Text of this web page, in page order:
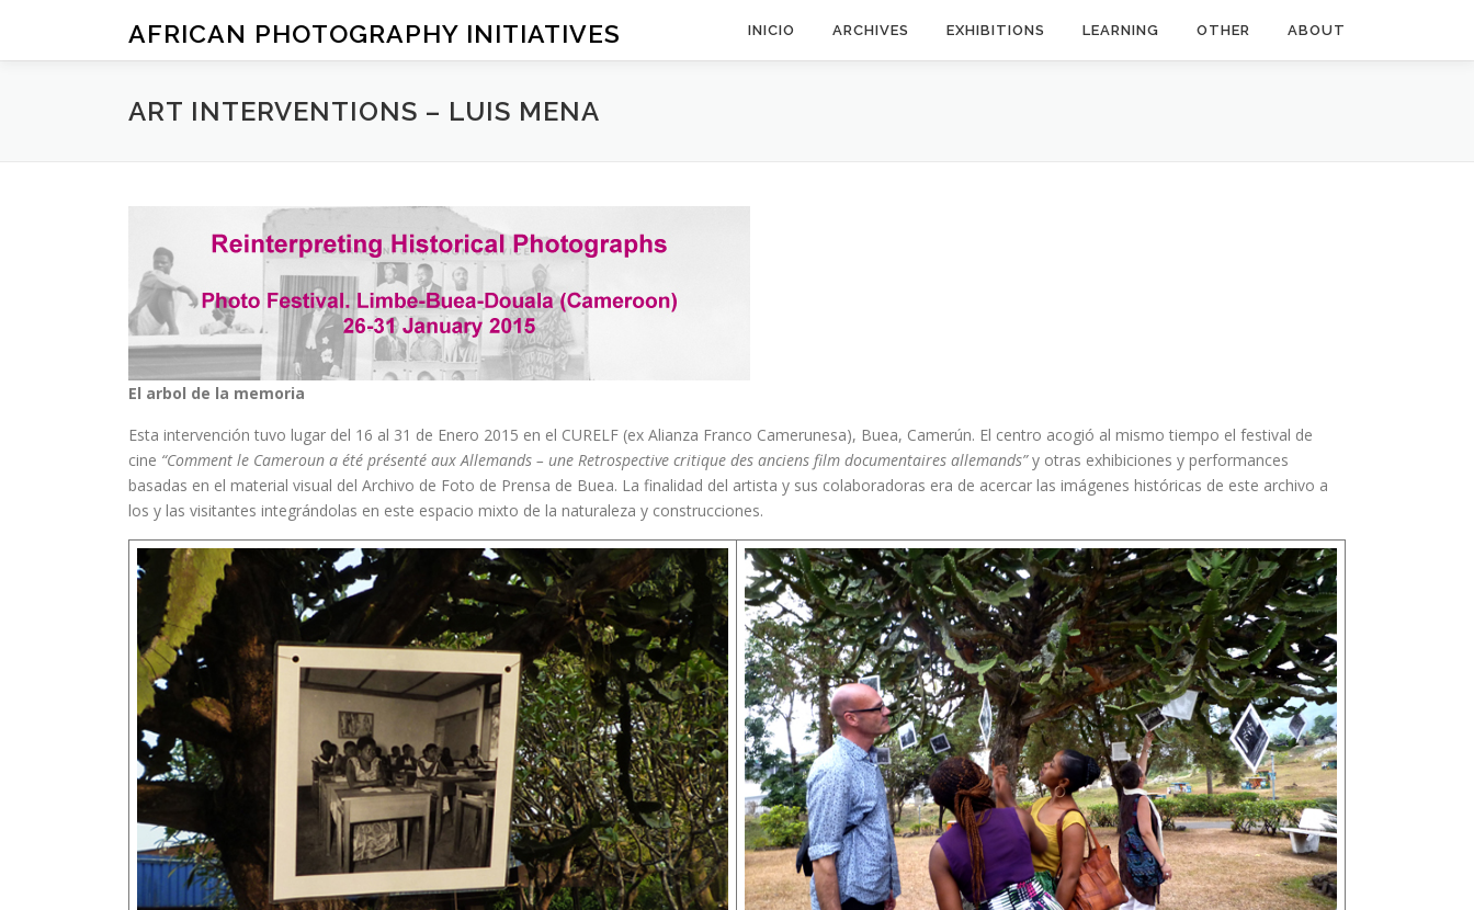
contenido
AFRICAN PHOTOGRAPHY INITIATIVES INICIO ARCHIVES EXHIBITIONS LEARNING OTHER ABOUT
ART INTERVENTIONS – LUIS MENA
El arbol de la memoria
Esta intervención tuvo lugar del 16 al 31 de Enero 2015 en el CURELF (ex Alianza Franco Camerunesa), Buea, Camerún. El centro acogió al mismo tiempo el festival de
cine “Comment le Cameroun a été présenté aux Allemands – une Retrospective critique des anciens film documentaires allemands”y otras exhibiciones y performances
basadas en el material visual del Archivo de Foto de Prensa de Buea. La finalidad del artista y sus colaboradoras era de acercar las imágenes históricas de este archivo a
los y las visitantes integrándolas en este espacio mixto de la naturaleza y construcciones.